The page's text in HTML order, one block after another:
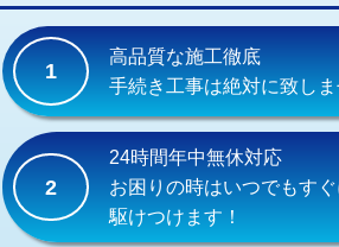
交換・取付(単水栓（壁付・デッキ
式）)
交換・取付(混合水栓（壁付・デッキ
式・ワンホール）)
交換・取付(排水栓・排水トラップ
（P/S/ポップアップ））
交換・取付（その他部品）
1
高品質な施工徹底
手続き工事は絶対に致しま
2
24時間年中無休対応
お困りの時はいつでもすぐ
駆けつけます！